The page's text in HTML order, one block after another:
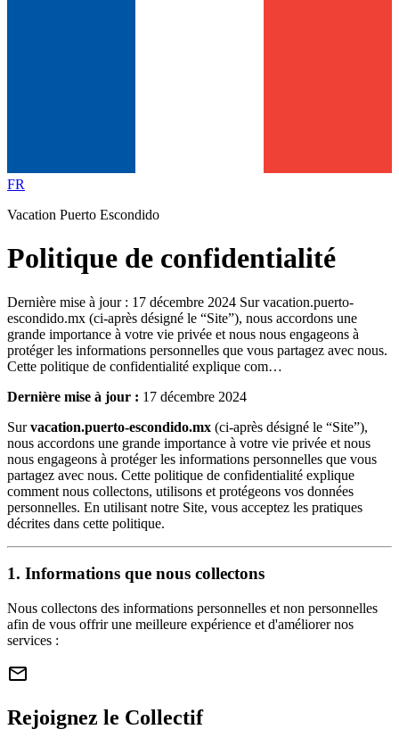
FR
Vacation Puerto Escondido
Politique de confidentialité
Dernière mise à jour : 17 décembre 2024 Sur vacation.puerto-
escondido.mx (ci-après désigné le “Site”), nous accordons une
grande importance à votre vie privée et nous nous engageons à
protéger les informations personnelles que vous partagez avec nous.
Cette politique de confidentialité explique com…
Dernière mise à jour : 17 décembre 2024
Survacation.puerto-escondido.mx (ci-après désigné le “Site”),
nous accordons une grande importance à votre vie privée et nous
nous engageons à protéger les informations personnelles que vous
partagez avec nous. Cette politique de confidentialité explique
comment nous collectons, utilisons et protégeons vos données
personnelles. En utilisant notre Site, vous acceptez les pratiques
décrites dans cette politique.
1. Informations que nous collectons
Nous collectons des informations personnelles et non personnelles
afin de vous offrir une meilleure expérience et d'améliorer nos
services :
mail
Rejoignez le Collectif